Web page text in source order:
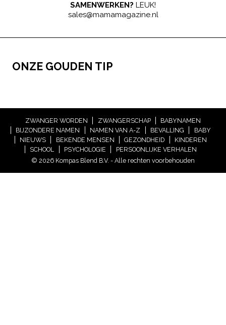
SAMENWERKEN? LEUK!
sales@mamamagazine.nl
ONZE GOUDEN TIP
ZWANGER WORDEN ZWANGERSCHAP
BABYNAMEN
BIJZONDERE NAMEN
NAMEN VAN A-Z BEVALLING
BABY
NIEUWS
BEKENDE MENSEN GEZONDHEID
KINDEREN
SCHOOL
PSYCHOLOGIE
PERSOONLIJKE VERHALEN
© 2026 Kompas Blend B.V. - Alle rechten voorbehouden